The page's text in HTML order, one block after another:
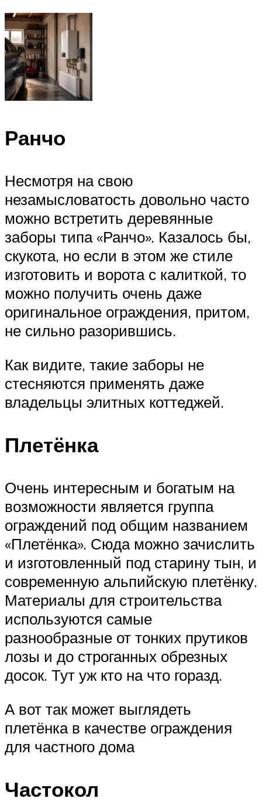
Ранчо
Несмотря на свою
незамысловатость довольно часто
можно встретить деревянные
заборы типа «Ранчо». Казалось бы,
скукота, но если в этом же стиле
изготовить и ворота с калиткой, то
можно получить очень даже
оригинальное ограждения, притом,
не сильно разорившись.
Как видите, такие заборы не
стесняются применять даже
владельцы элитных коттеджей.
Плетёнка
Очень интересным и богатым на
возможности является группа
ограждений под общим названием
«Плетёнка». Сюда можно зачислить
и изготовленный под старину тын, и
современную альпийскую плетёнку.
Материалы для строительства
используются самые
разнообразные от тонких прутиков
лозы и до строганных обрезных
досок. Тут уж кто на что горазд.
А вот так может выглядеть
плетёнка в качестве ограждения
для частного дома
Частокол